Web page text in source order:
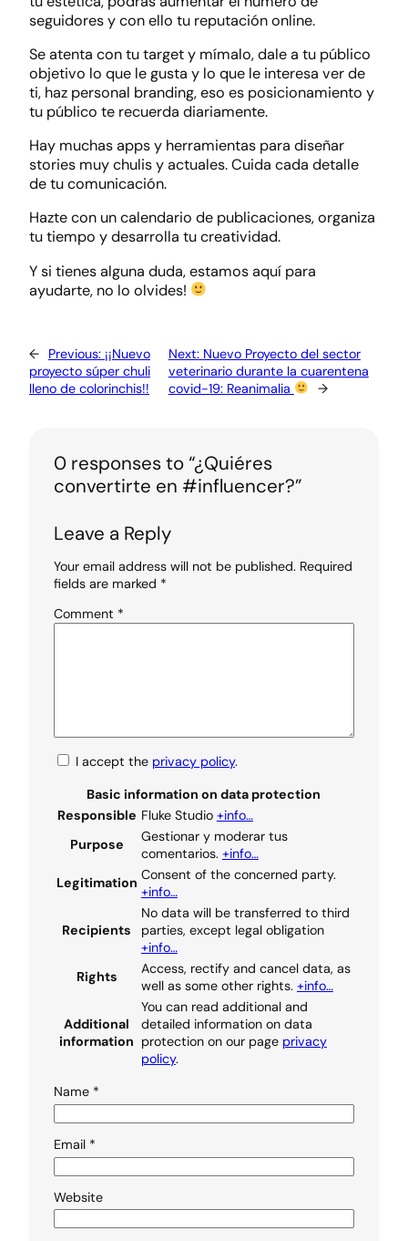
seguidores y con ello tu reputación online.
Se atenta con tu target y mímalo, dale a tu público
objetivo lo que le gusta y lo que le interesa ver de
ti, haz personal branding, eso es posicionamiento y
tu público te recuerda diariamente.
Hay muchas apps y herramientas para diseñar
stories muy chulis y actuales. Cuida cada detalle
de tu comunicación.
Hazte con un calendario de publicaciones, organiza
tu tiempo y desarrolla tu creatividad.
Y si tienes alguna duda, estamos aquí para
ayudarte, no lo olvides!
← Previous: ¡¡Nuevo
proyecto súper chuli
lleno de colorinchis!!
Next: Nuevo Proyecto del sector
veterinario durante la cuarentena
covid-19: Reanimalia
→
0 responses to “¿Quiéres
convertirte en #influencer?”
Leave a Reply
Your email address will not be published. Required
fields are marked *
Comment *
I accept the privacy policy.
Basic information on data protection
Responsible Fluke Studio +info…
Purpose
Gestionar y moderar tus
comentarios. +info…
Legitimation Consent of the concerned party.
+info…
Recipients
No data will be transferred to third
parties, except legal obligation
+info…
Rights
Access, rectify and cancel data, as
well as some other rights. +info…
Additional
information
You can read additional and
detailed information on data
protection on our page privacy
policy.
Name *
Email *
Website